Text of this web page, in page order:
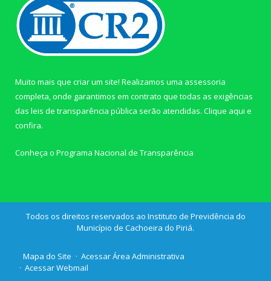
Muito mais que criar um site! Realizamos uma assessoria
completa, onde garantimos em contrato que todas as exigências
das leis de transparência pública serão atendidas. Clique aqui e
confira.
Conheça o Programa Nacional de Transparência
Todos os direitos reservados ao Instituto de Previdência do
Município de Cachoeira do Piriá.
Mapa do Site
Acessar Área Administrativa
Acessar Webmail